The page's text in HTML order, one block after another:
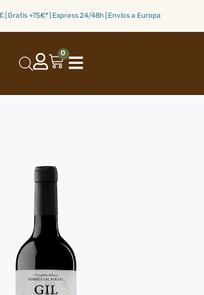
| Gratis +75€* | Express 24/48h | Envíos a Europa
0